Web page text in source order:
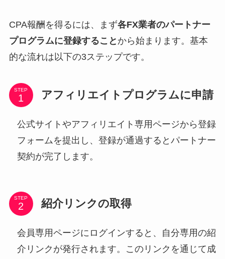
CPA報酬を得るには、まず各FX業者のパートナー
プログラムに登録すること から始まります。基本
的な流れは以下の3ステップです。
STEP アフィリエイトプログラムに申請
公式サイトやアフィリエイト専用ページから登録
フォームを提出し、登録が通過するとパートナー
契約が完了します。
STEP 紹介リンクの取得
会員専用ページにログインすると、自分専用の紹
介リンクが発行されます。このリンクを通じて成